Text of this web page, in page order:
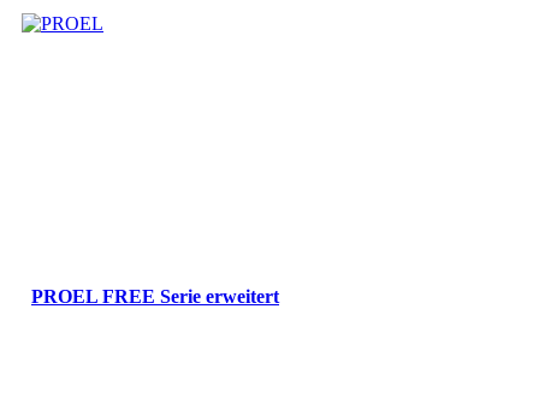
PROEL FREE Serie erweitert